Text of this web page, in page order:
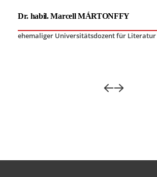
Dr. habil. Marcell MÁRTONFFY
ehemaliger Universitätsdozent für Literatur